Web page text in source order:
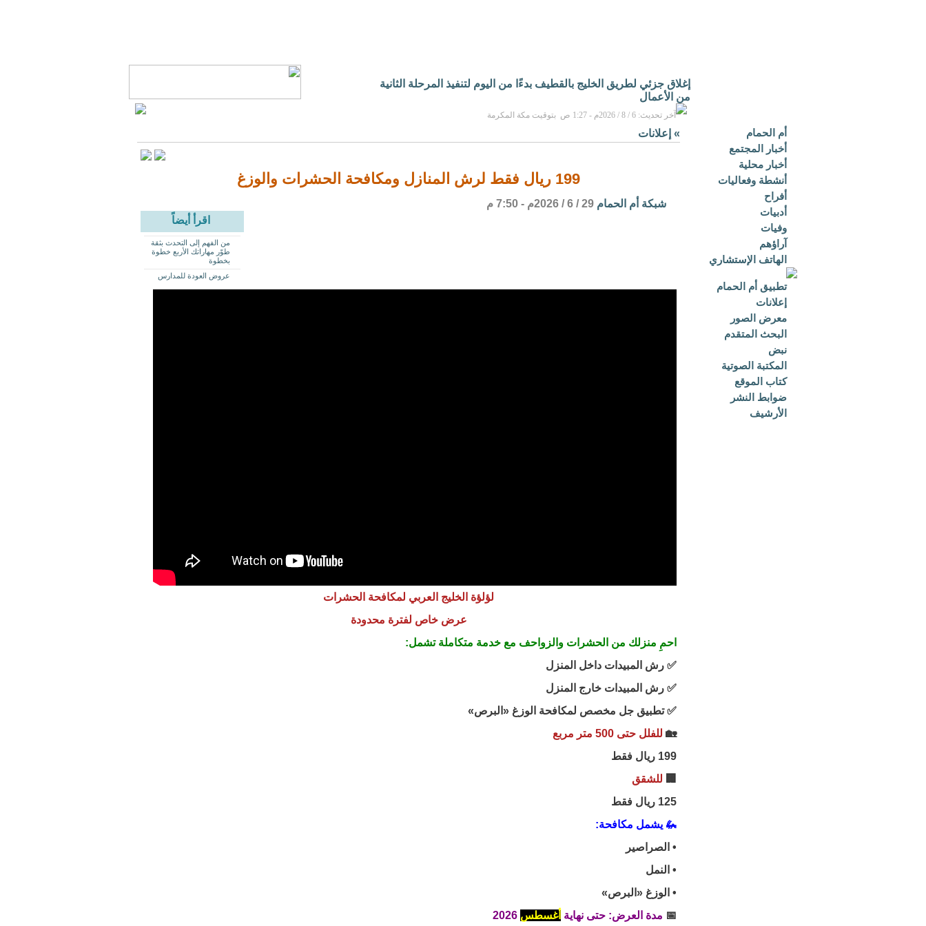
إغلاق جزئي لطريق الخليج بالقطيف بدءًا من اليوم لتنفيذ المرحلة الثانية
من الأعمال
آخر تحديث: 6 / 8 / 2026م - 1:27 ص بتوقيت مكة المكرمة
أم الحمام
أخبار المجتمع
أخبار محلية
أنشطة وفعاليات
أفراح
أدبيات
وفيات
آراؤهم
الهاتف الإستشاري
تطبيق أم الحمام
إعلانات
معرض الصور
البحث المتقدم
نبض
المكتبة الصوتية
كتاب الموقع
ضوابط النشر
الأرشيف
» إعلانات
199 ريال فقط لرش المنازل ومكافحة الحشرات والوزغ
شبكة أم الحمام 29 / 6 / 2026م - 7:50 م
اقرأ أيضاً
من الفهم إلى التحدث بثقة
طوّر مهاراتك الأربع خطوة
بخطوة
عروض العودة للمدارس
لؤلؤة الخليج العربي لمكافحة الحشرات
عرض خاص لفترة محدودة
احمِ منزلك من الحشرات والزواحف مع خدمة متكاملة تشمل:
✅ رش المبيدات داخل المنزل
✅ رش المبيدات خارج المنزل
✅ تطبيق جل مخصص لمكافحة الوزغ «البرص»
🏡 للفلل حتى 500 متر مربع
199 ريال فقط
للشقق
125 ريال فقط
🦗 يشمل مكافحة:
• الصراصير
• النمل
• الوزغ «البرص»
📅 مدة العرض: حتى نهاية أغسطس